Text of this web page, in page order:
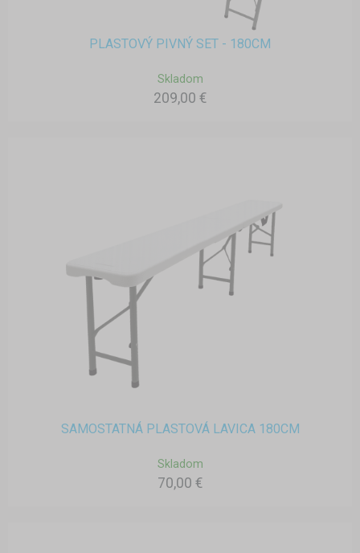
PLASTOVÝ PIVNÝ SET - 180CM
Skladom
209,00 €
SAMOSTATNÁ PLASTOVÁ LAVICA 180CM
Skladom
70,00 €